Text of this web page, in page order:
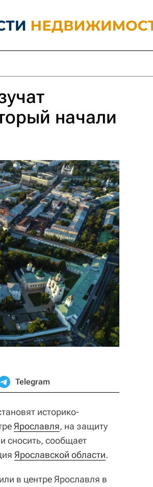
начали
Telegram
историко-
Ярославля, на защиту
сносить, сообщает
Ярославской области.
в центре Ярославля в